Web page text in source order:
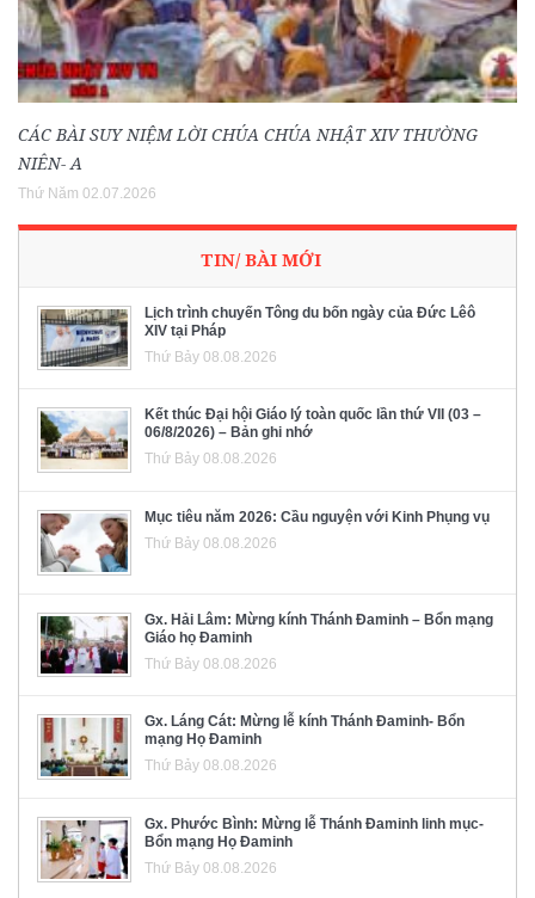
CÁC BÀI SUY NIỆM LỜI CHÚA CHÚA NHẬT XIV THƯỜNG
NIÊN- A
Thứ Năm 02.07.2026
TIN/ BÀI MỚI
Lịch trình chuyến Tông du bốn ngày của Đức Lêô
XIV tại Pháp
Thứ Bảy 08.08.2026
Kết thúc Đại hội Giáo lý toàn quốc lần thứ VII (03 –
06/8/2026) – Bản ghi nhớ
Thứ Bảy 08.08.2026
Mục tiêu năm 2026: Cầu nguyện với Kinh Phụng vụ
Thứ Bảy 08.08.2026
Gx. Hải Lâm: Mừng kính Thánh Đaminh – Bổn mạng
Giáo họ Đaminh
Thứ Bảy 08.08.2026
Gx. Láng Cát: Mừng lễ kính Thánh Đaminh- Bổn
mạng Họ Đaminh
Thứ Bảy 08.08.2026
Gx. Phước Bình: Mừng lễ Thánh Đaminh linh mục-
Bổn mạng Họ Đaminh
Thứ Bảy 08.08.2026